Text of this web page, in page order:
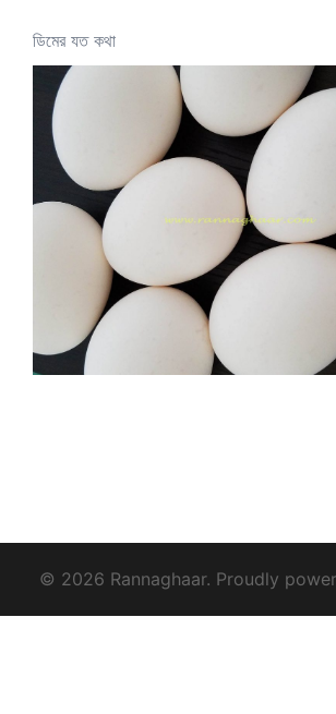
ডিমের যত কথা
© 2026 Rannaghaar. Proudly